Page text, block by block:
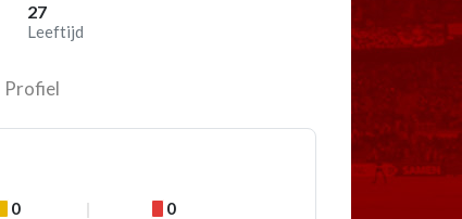
27
Leeftijd
Profiel
0 0